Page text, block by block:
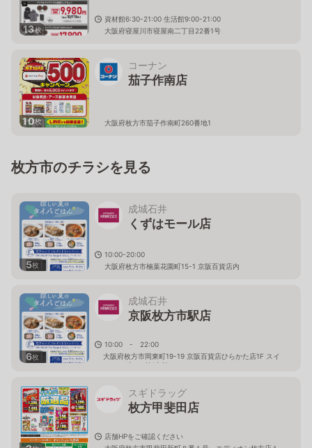
13枚
資材館6:30-21:00 生活館9:00-21:00
大阪府寝屋川市寝屋南二丁目22番1号
10枚
コーナン
茄子作南店
大阪府枚方市茄子作南町260番地1
枚方市のチラシを見る
5枚
成城石井
くずはモール店
10:00-20:00
大阪府枚方市楠葉花園町15-1 京阪百貨店内
6枚
成城石井
京阪枚方市駅店
10:00 - 22:00
大阪府枚方市岡東町19-19 京阪百貨店ひらかた店1F スイ
ーツ＆ギフト館(東館
スギドラッグ
枚方甲斐田店
店舗HPをご確認ください